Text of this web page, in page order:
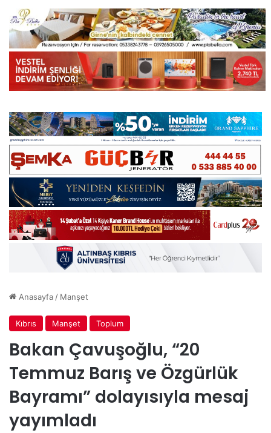
Anasayfa / Manşet
Kıbrıs Manşet Toplum
Bakan Çavuşoğlu, “20
Temmuz Barış ve Özgürlük
Bayramı” dolayısıyla mesaj
yayımladı